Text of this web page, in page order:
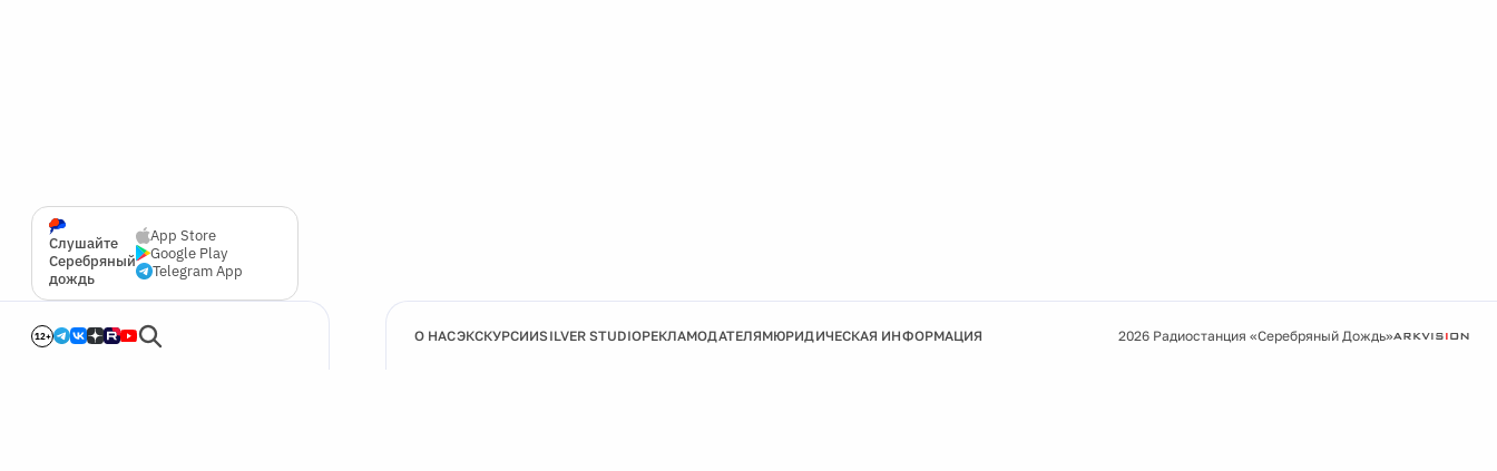
Слушайте
Серебряный
дождь
App Store
Google Play
Telegram App
12+ О НАСЭКСКУРСИИSILVER STUDIOРЕКЛАМОДАТЕЛЯМЮРИДИЧЕСКАЯ ИНФОРМАЦИЯ 2026 Радиостанция «Серебряный Дождь»